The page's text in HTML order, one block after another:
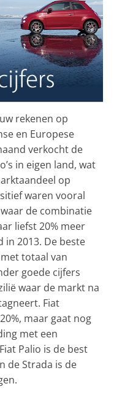
rekenen op
en Europese
verkocht de
in eigen land, wat
op
waren vooral
de combinatie
liefst 20% meer
in 2013. De beste
totaal van
goede cijfers
waar de markt na
Fiat
maar gaat nog
met een
Palio is de best
de Strada is de